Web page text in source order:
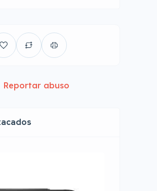
Reportar abuso